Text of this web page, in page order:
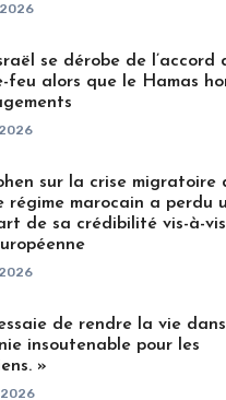
se dérobe de l’accord
feu alors que le Hamas
sur la crise migratoire
régime marocain a perdu
de sa crédibilité vis-à-
de rendre la vie
insoutenable pour les
»